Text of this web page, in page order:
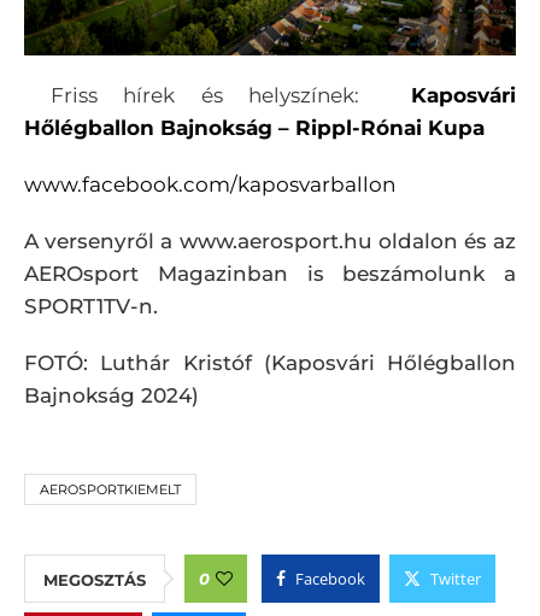
Friss hírek és helyszínek: Kaposvári
Hőlégballon Bajnokság – Rippl-Rónai Kupa
www.facebook.com/kaposvarballon
A versenyről a www.aerosport.hu oldalon és az
AEROsport Magazinban is beszámolunk a
SPORT1TV-n.
FOTÓ: Luthár Kristóf (Kaposvári Hőlégballon
Bajnokság 2024)
AEROSPORTKIEMELT
MEGOSZTÁS 0 Facebook Twitter